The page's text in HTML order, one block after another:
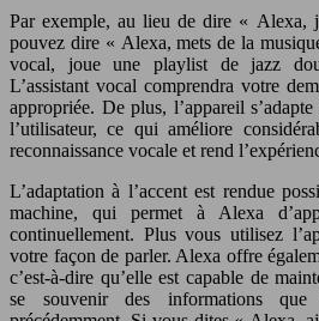
Par exemple, au lieu de dire « Alexa,
pouvez dire « Alexa, mets de la
vocal, joue une playlist de jazz
L’assistant vocal comprendra votre
appropriée. De plus, l’appareil
l’utilisateur, ce qui améliore
reconnaissance vocale et rend
L’adaptation à l’accent est rendue
machine, qui permet à Alexa
continuellement. Plus vous utilisez
votre façon de parler. Alexa offre
c’est-à-dire qu’elle est capable de
se souvenir des informations